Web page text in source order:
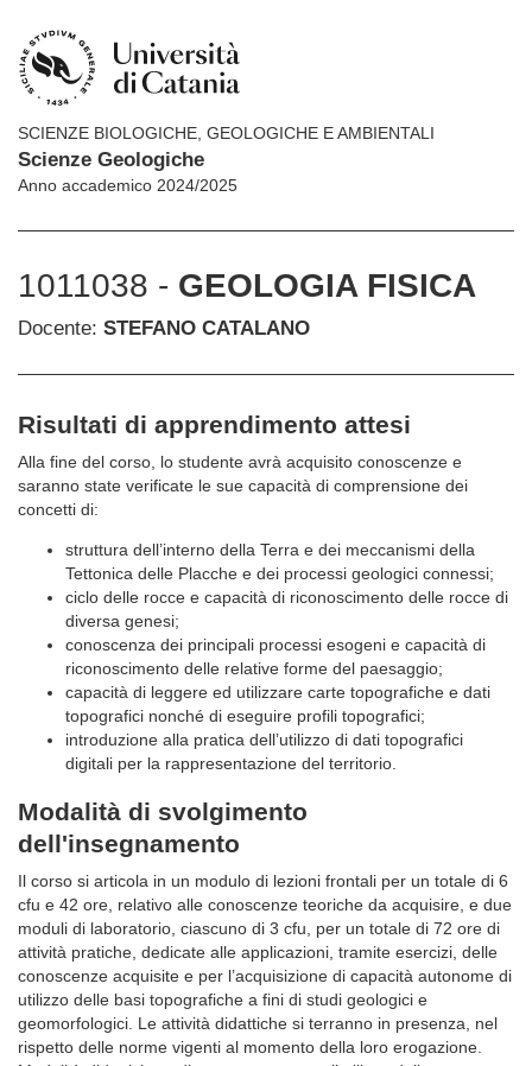
SCIENZE BIOLOGICHE, GEOLOGICHE E AMBIENTALI
Scienze Geologiche
Anno accademico 2024/2025
1011038 - GEOLOGIA FISICA
Docente: STEFANO CATALANO
Risultati di apprendimento attesi
Alla fine del corso, lo studente avrà acquisito conoscenze e
saranno state verificate le sue capacità di comprensione dei
concetti di:
struttura dell’interno della Terra e dei meccanismi della
Tettonica delle Placche e dei processi geologici connessi;
ciclo delle rocce e capacità di riconoscimento delle rocce di
diversa genesi;
conoscenza dei principali processi esogeni e capacità di
riconoscimento delle relative forme del paesaggio;
capacità di leggere ed utilizzare carte topografiche e dati
topografici nonché di eseguire profili topografici;
introduzione alla pratica dell’utilizzo di dati topografici
digitali per la rappresentazione del territorio.
Modalità di svolgimento
dell'insegnamento
Il corso si articola in un modulo di lezioni frontali per un totale di 6
cfu e 42 ore, relativo alle conoscenze teoriche da acquisire, e due
moduli di laboratorio, ciascuno di 3 cfu, per un totale di 72 ore di
attività pratiche, dedicate alle applicazioni, tramite esercizi, delle
conoscenze acquisite e per l’acquisizione di capacità autonome di
utilizzo delle basi topografiche a fini di studi geologici e
geomorfologici. Le attività didattiche si terranno in presenza, nel
rispetto delle norme vigenti al momento della loro erogazione.